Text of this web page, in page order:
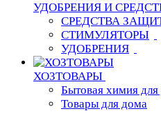
УДОБРЕНИЯ И
СРЕДСТВА
СТИМУЛЯТОРЫ
УДОБРЕНИЯ
ХОЗТОВАРЫ
Бытовая химия
Товары для дома